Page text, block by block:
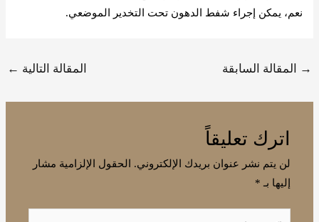
نعم، يمكن إجراء شفط الدهون تحت التخدير الموضعي.
→ المقالة السابقة المقالة التالية ←
اترك تعليقاً
لن يتم نشر عنوان بريدك الإلكتروني.
الحقول الإلزامية مشار
إليها بـ *